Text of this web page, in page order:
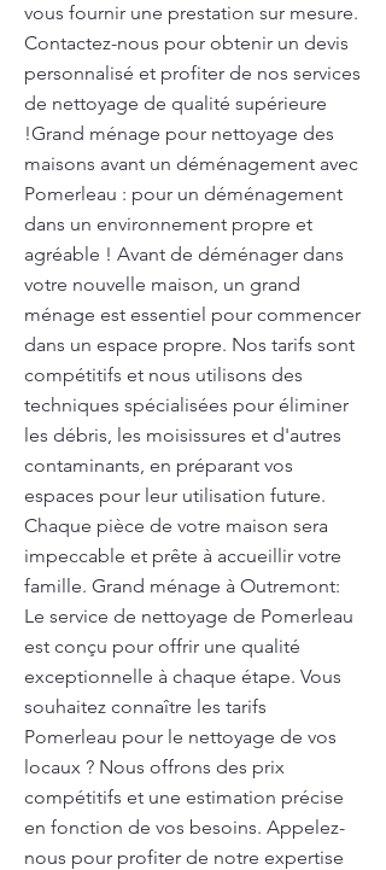
vous fournir une prestation sur mesure.
Contactez-nous pour obtenir un devis
personnalisé et profiter de nos services
de nettoyage de qualité supérieure
!Grand ménage pour nettoyage des
maisons avant un déménagement avec
Pomerleau : pour un déménagement
dans un environnement propre et
agréable ! Avant de déménager dans
votre nouvelle maison, un grand
ménage est essentiel pour commencer
dans un espace propre. Nos tarifs sont
compétitifs et nous utilisons des
techniques spécialisées pour éliminer
les débris, les moisissures et d'autres
contaminants, en préparant vos
espaces pour leur utilisation future.
Chaque pièce de votre maison sera
impeccable et prête à accueillir votre
famille. Grand ménage à Outremont:
Le service de nettoyage de Pomerleau
est conçu pour offrir une qualité
exceptionnelle à chaque étape. Vous
souhaitez connaître les tarifs
Pomerleau pour le nettoyage de vos
locaux ? Nous offrons des prix
compétitifs et une estimation précise
en fonction de vos besoins. Appelez-
nous pour profiter de notre expertise